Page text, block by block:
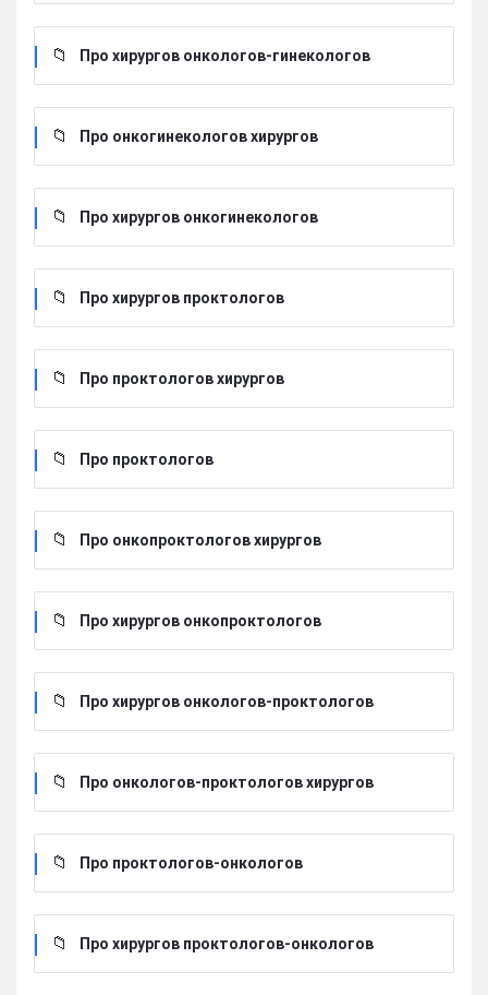
Про хирургов онкологов-гинекологов
Про онкогинекологов хирургов
Про хирургов онкогинекологов
Про хирургов проктологов
Про проктологов хирургов
Про проктологов
Про онкопроктологов хирургов
Про хирургов онкопроктологов
Про хирургов онкологов-проктологов
Про онкологов-проктологов хирургов
Про проктологов-онкологов
Про хирургов проктологов-онкологов